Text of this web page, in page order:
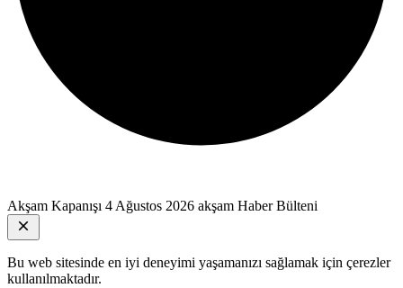
Akşam Kapanışı 4 Ağustos 2026 akşam Haber Bülteni
Bu web sitesinde en iyi deneyimi yaşamanızı sağlamak için çerezler
kullanılmaktadır.